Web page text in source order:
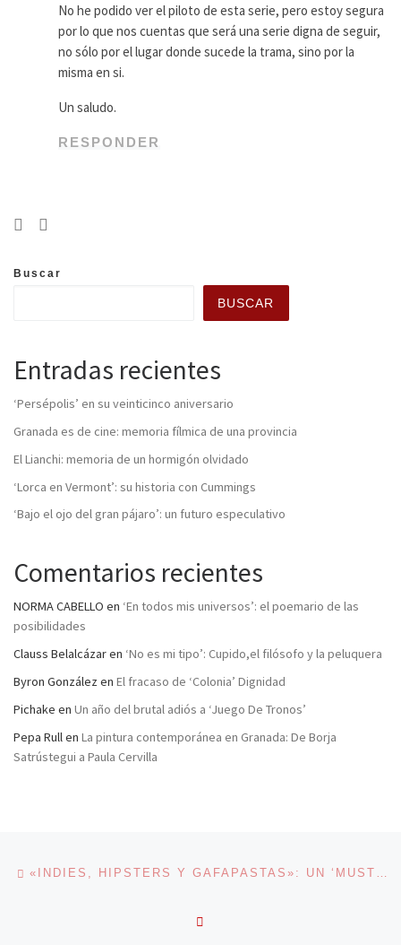
No he podido ver el piloto de esta serie, pero estoy segura
por lo que nos cuentas que será una serie digna de seguir,
no sólo por el lugar donde sucede la trama, sino por la
misma en si.
Un saludo.
RESPONDER
Buscar
BUSCAR
Entradas recientes
‘Persépolis’ en su veinticinco aniversario
Granada es de cine: memoria fílmica de una provincia
El Lianchi: memoria de un hormigón olvidado
‘Lorca en Vermont’: su historia con Cummings
‘Bajo el ojo del gran pájaro’: un futuro especulativo
Comentarios recientes
NORMA CABELLO en ‘En todos mis universos’: el poemario de las
posibilidades
Clauss Belalcázaren ‘No es mi tipo’: Cupido,el filósofo y la peluquera
Byron González en El fracaso de ‘Colonia’ Dignidad
Pichake en Un año del brutal adiós a ‘Juego De Tronos’
Pepa Rullen La pintura contemporánea en Granada: De Borja
Satrústegui a Paula Cervilla
Navegación de entradas «INDIES, HIPSTERS Y GAFAPASTAS»: UN ‘MUST HAVE’